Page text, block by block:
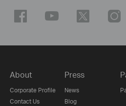
About
Corporate Profile
Contact Us
Press
News
Blog